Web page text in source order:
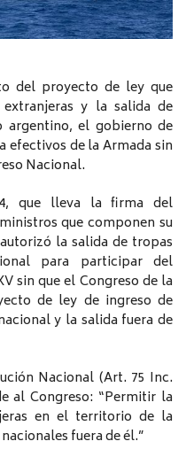
del proyecto de ley que
y la salida de
el gobierno de
de la Armada sin
Nacional.
que lleva la firma del
que componen su
la salida de tropas
para participar del
sin que el Congreso de la
de ley de ingreso de
y la salida fuera de
Nacional (Art. 75 Inc.
al Congreso: “Permitir la
en el territorio de la
fuera de él.”